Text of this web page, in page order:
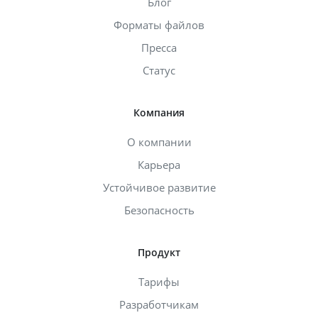
Форматы файлов
Пресса
Статус
Компания
О компании
Карьера
Устойчивое развитие
Безопасность
Продукт
Тарифы
Разработчикам